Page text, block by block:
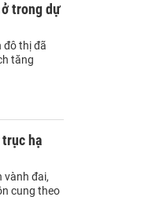
ở trong dự
đô thị đã
tăng
hạ
vành đai,
cung theo